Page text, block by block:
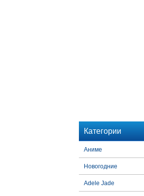
Категории
Аниме
Новогодние
Adele Jade